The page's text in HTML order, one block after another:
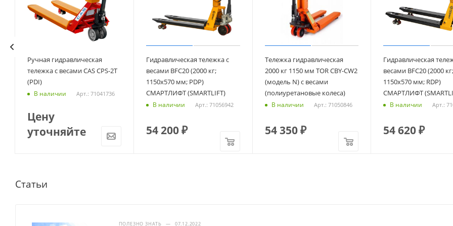
Ручная гидравлическая
тележка с весами CAS CPS-2T
(PDI)
В наличии Арт.: 71041736
Цену
уточняйте
Гидравлическая тележка с
весами BFC20 (2000 кг;
1150х570 мм; PDP)
СМАРТЛИФТ (SMARTLIFT)
В наличии Арт.: 71056942
54 200₽
Тележка гидравлическая
2000 кг 1150 мм TOR CBY-CW2
(модель N) с весами
(полиуретановые колеса)
В наличии Арт.: 71050846
54 350₽
Гидравлическая
весами BFC20 (2000 кг;
1150х570 мм; RDP)
СМАРТЛИФТ
В наличии Арт.:
54 620₽
Статьи
ПОЛЕЗНО ЗНАТЬ — 07.12.2022